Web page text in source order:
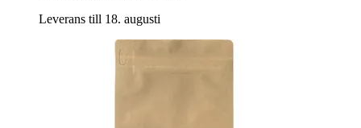
Leverans till 18. augusti